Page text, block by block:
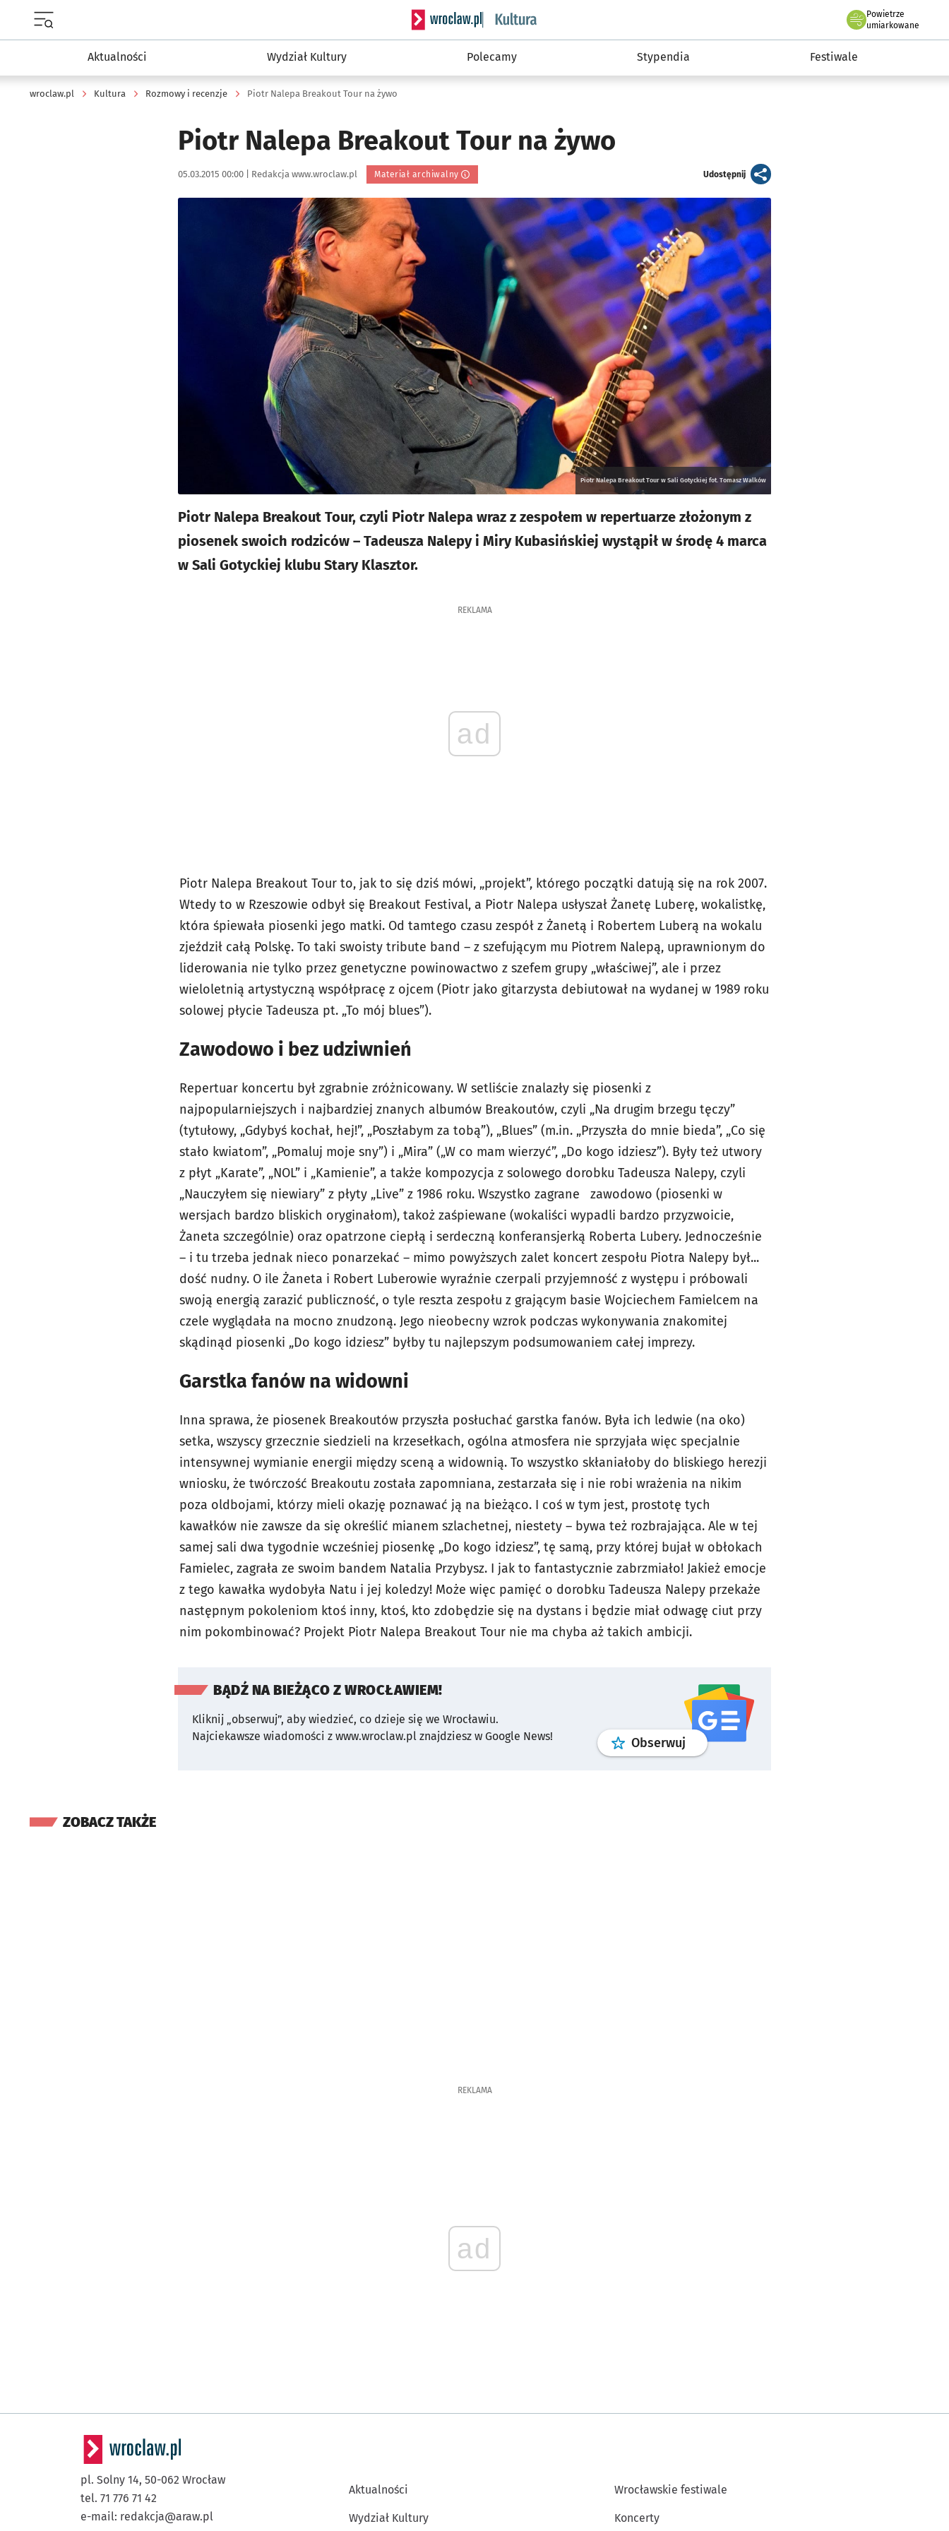
Serwis informacyjny wroclaw.pl podserwis: Kultura
Powietrze
we Wrocławiu
umiarkowane
Aktualności Wydział Kultury Polecamy Stypendia Festiwale
wroclaw.pl Kultura Rozmowy i recenzje Piotr Nalepa Breakout Tour na żywo
Piotr Nalepa Breakout Tour na żywo
Data publikacji:
05.03.2015 00:00 | Autor:
Redakcja www.wroclaw.pl Materiał archiwalny Udostępnijartykuł
Piotr Nalepa Breakout Tour w Sali Gotyckiej fot. Tomasz Walków
Piotr Nalepa Breakout Tour, czyli Piotr Nalepa wraz z zespołem w repertuarze złożonym z
piosenek swoich rodziców – Tadeusza Nalepy i Miry Kubasińskiej wystąpił w środę 4 marca
w Sali Gotyckiej klubu Stary Klasztor.
REKLAMA
ad
Piotr Nalepa Breakout Tour to, jak to się dziś mówi, „projekt”, którego początki datują się na rok 2007.
Wtedy to w Rzeszowie odbył się Breakout Festival, a Piotr Nalepa usłyszał Żanetę Luberę, wokalistkę,
która śpiewała piosenki jego matki. Od tamtego czasu zespół z Żanetą i Robertem Luberą na wokalu
zjeździł całą Polskę. To taki swoisty tribute band – z szefującym mu Piotrem Nalepą, uprawnionym do
liderowania nie tylko przez genetyczne powinowactwo z szefem grupy „właściwej”, ale i przez
wieloletnią artystyczną współpracę z ojcem (Piotr jako gitarzysta debiutował na wydanej w 1989 roku
solowej płycie Tadeusza pt. „To mój blues”).
Zawodowo i bez udziwnień
Repertuar koncertu był zgrabnie zróżnicowany. W setliście znalazły się piosenki z
najpopularniejszych i najbardziej znanych albumów Breakoutów, czyli „Na drugim brzegu tęczy”
(tytułowy, „Gdybyś kochał, hej!”, „Poszłabym za tobą”), „Blues” (m.in. „Przyszła do mnie bieda”, „Co się
stało kwiatom”, „Pomaluj moje sny”) i „Mira” („W co mam wierzyć”, „Do kogo idziesz”). Były też utwory
z płyt „Karate”, „NOL” i „Kamienie”, a także kompozycja z solowego dorobku Tadeusza Nalepy, czyli
„Nauczyłem się niewiary” z płyty „Live” z 1986 roku. Wszystko zagrane zawodowo (piosenki w
wersjach bardzo bliskich oryginałom), takoż zaśpiewane (wokaliści wypadli bardzo przyzwoicie,
Żaneta szczególnie) oraz opatrzone ciepłą i serdeczną konferansjerką Roberta Lubery. Jednocześnie
– i tu trzeba jednak nieco ponarzekać – mimo powyższych zalet koncert zespołu Piotra Nalepy był...
dość nudny. O ile Żaneta i Robert Luberowie wyraźnie czerpali przyjemność z występu i próbowali
swoją energią zarazić publiczność, o tyle reszta zespołu z grającym basie Wojciechem Famielcem na
czele wyglądała na mocno znudzoną. Jego nieobecny wzrok podczas wykonywania znakomitej
skądinąd piosenki „Do kogo idziesz” byłby tu najlepszym podsumowaniem całej imprezy.
Garstka fanów na widowni
Inna sprawa, że piosenek Breakoutów przyszła posłuchać garstka fanów. Była ich ledwie (na oko)
setka, wszyscy grzecznie siedzieli na krzesełkach, ogólna atmosfera nie sprzyjała więc specjalnie
intensywnej wymianie energii między sceną a widownią. To wszystko skłaniałoby do bliskiego herezji
wniosku, że twórczość Breakoutu została zapomniana, zestarzała się i nie robi wrażenia na nikim
poza oldbojami, którzy mieli okazję poznawać ją na bieżąco. I coś w tym jest, prostotę tych
kawałków nie zawsze da się określić mianem szlachetnej, niestety – bywa też rozbrajająca. Ale w tej
samej sali dwa tygodnie wcześniej piosenkę „Do kogo idziesz”, tę samą, przy której bujał w obłokach
Famielec, zagrała ze swoim bandem Natalia Przybysz. I jak to fantastycznie zabrzmiało! Jakież emocje
z tego kawałka wydobyła Natu i jej koledzy! Może więc pamięć o dorobku Tadeusza Nalepy przekaże
następnym pokoleniom ktoś inny, ktoś, kto zdobędzie się na dystans i będzie miał odwagę ciut przy
nim pokombinować? Projekt Piotr Nalepa Breakout Tour nie ma chyba aż takich ambicji.
BĄDŹ NA BIEŻĄCO Z WROCŁAWIEM!
Kliknij „obserwuj”, aby wiedzieć, co dzieje się we Wrocławiu.
Najciekawsze wiadomości z www.wroclaw.pl znajdziesz w Google News!
Obserwuj profilgoogle news
ZOBACZ TAKŻE
REKLAMA
ad
pl. Solny 14, 50-062 Wrocław
tel. 71 776 71 42
e-mail: redakcja@araw.pl
Aktualności
Wydział Kultury
Wrocławskie festiwale
Koncerty